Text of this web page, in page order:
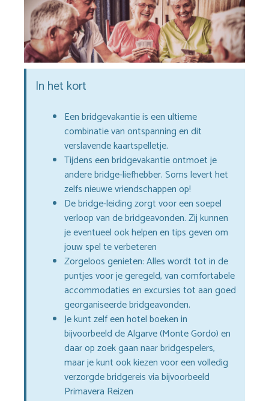
In het kort
Een bridgevakantie is een ultieme
combinatie van ontspanning en dit
verslavende kaartspelletje.
Tijdens een bridgevakantie ontmoet je
andere bridge-liefhebber. Soms levert het
zelfs nieuwe vriendschappen op!
De bridge-leiding zorgt voor een soepel
verloop van de bridgeavonden. Zij kunnen
je eventueel ook helpen en tips geven om
jouw spel te verbeteren
Zorgeloos genieten: Alles wordt tot in de
puntjes voor je geregeld, van comfortabele
accommodaties en excursies tot aan goed
georganiseerde bridgeavonden.
Je kunt zelf een hotel boeken in
bijvoorbeeld de Algarve (Monte Gordo) en
daar op zoek gaan naar bridgespelers,
maar je kunt ook kiezen voor een volledig
verzorgde bridgereis via bijvoorbeeld
Primavera Reizen